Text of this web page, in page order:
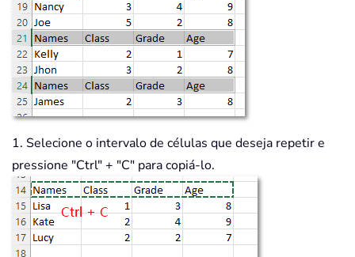
1. Selecione o intervalo de células que deseja repetir e
pressione "Ctrl" + "C" para copiá-lo.